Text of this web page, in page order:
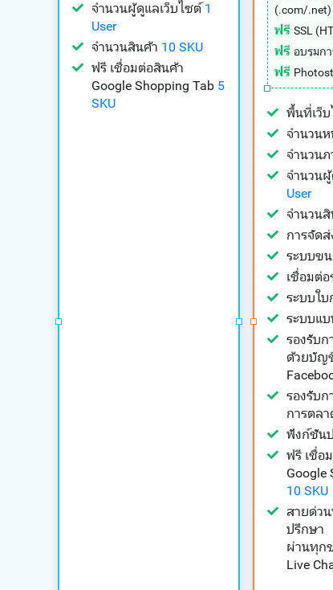
จำนวนผู้ดูแลเว็บไซต์1
User
จำนวนสินค้า 10 SKU
ฟรี เชื่อมต่อสินค้า
Google Shopping Tab 5
SKU
(.com/.net)
ฟรี SSL
ฟรี อบรมก
ฟรี
พื้นที่เว็
จำนวน
จำนวนภ
จำนวน
User
จำนวน
การจัดส่
ระบบข
เชื่อมต่อ
ระบบใ
ระบบแ
รองรับ
ด้วยบัญ
รองรับก
การตลา
ฟังก์ชัน
ฟรี เชื่อ
Google
10 SKU
สายด่ว
ปรึกษา
ผ่านทุก
Live